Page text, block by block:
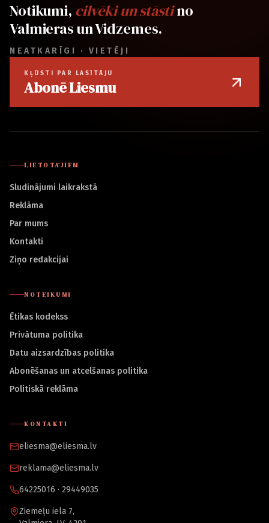
Notikumi, cilvēki un stāstino
Valmieras un Vidzemes.
NEATKARĪGI · VIETĒJI
KĻŪSTI PAR LASĪTĀJU
Abonē Liesmu
LIETOTĀJIEM
Sludinājumi laikrakstā
Reklāma
Par mums
Kontakti
Ziņo redakcijai
NOTEIKUMI
Ētikas kodekss
Privātuma politika
Datu aizsardzības politika
Abonēšanas un atcelšanas politika
Politiskā reklāma
KONTAKTI
eliesma@eliesma.lv
reklama@eliesma.lv
64225016 · 29449035
Ziemeļu iela 7,